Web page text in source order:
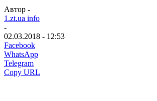
Автор -
1.zt.ua info
-
02.03.2018 - 12:53
Facebook
WhatsApp
Telegram
Copy URL